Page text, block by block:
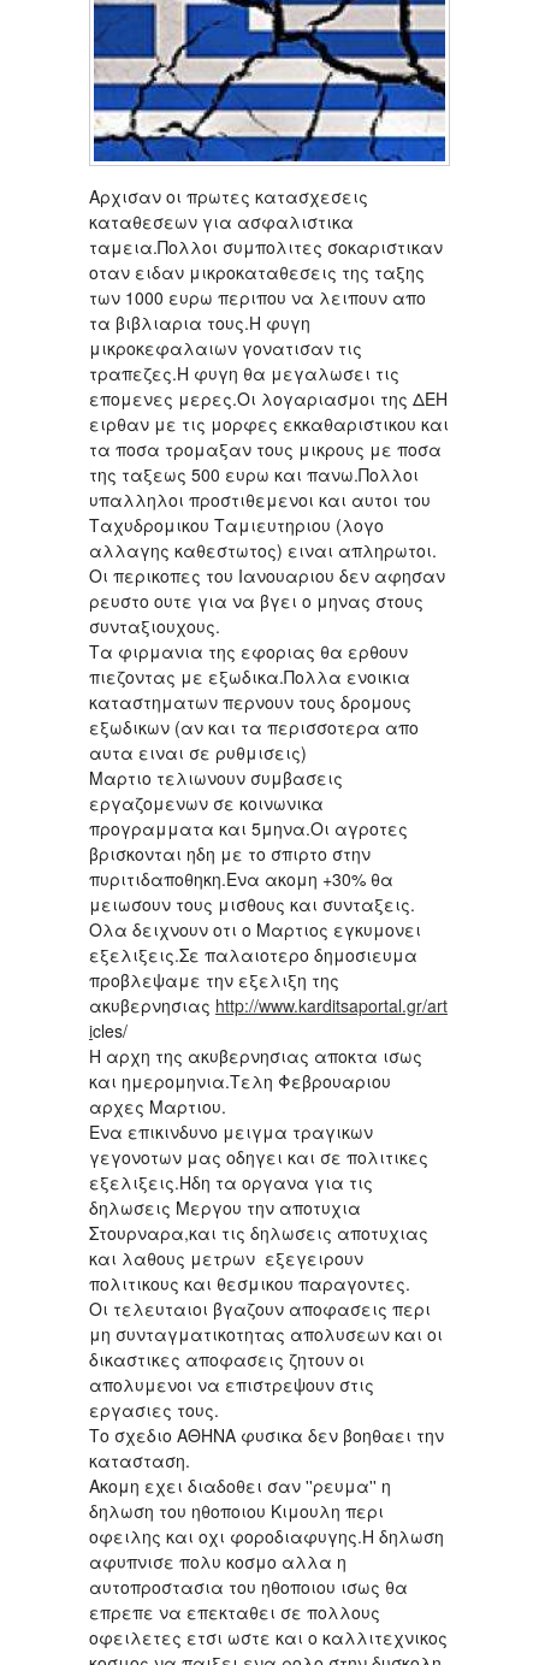
Αρχισαν οι πρωτες κατασχεσεις
καταθεσεων για ασφαλιστικα
ταμεια.Πολλοι συμπολιτες σοκαριστικαν
οταν ειδαν μικροκαταθεσεις της ταξης
των 1000 ευρω περιπου να λειπουν απο
τα βιβλιαρια τους.Η φυγη
μικροκεφαλαιων γονατισαν τις
τραπεζες.Η φυγη θα μεγαλωσει τις
επομενες μερες.Οι λογαριασμοι της ΔΕΗ
ειρθαν με τις μορφες εκκαθαριστικου και
τα ποσα τρομαξαν τους μικρους με ποσα
της ταξεως 500 ευρω και πανω.Πολλοι
υπαλληλοι προστιθεμενοι και αυτοι του
Ταχυδρομικου Ταμιευτηριου (λογο
αλλαγης καθεστωτος) ειναι απληρωτοι.
Οι περικοπες του Ιανουαριου δεν αφησαν
ρευστο ουτε για να βγει ο μηνας στους
συνταξιουχους.
Τα φιρμανια της εφοριας θα ερθουν
πιεζοντας με εξωδικα.Πολλα ενοικια
καταστηματων περνουν τους δρομους
εξωδικων (αν και τα περισσοτερα απο
αυτα ειναι σε ρυθμισεις)
Μαρτιο τελιωνουν συμβασεις
εργαζομενων σε κοινωνικα
προγραμματα και 5μηνα.Οι αγροτες
βρισκονται ηδη με το σπιρτο στην
πυριτιδαποθηκη.Ενα ακομη +30% θα
μειωσουν τους μισθους και συνταξεις.
Ολα δειχνουν οτι ο Μαρτιος εγκυμονει
εξελιξεις.Σε παλαιοτερο δημοσιευμα
προβλεψαμε την εξελιξη της
ακυβερνησιας http://www.karditsaportal.gr/art
icles/
Η αρχη της ακυβερνησιας αποκτα ισως
και ημερομηνια.Τελη Φεβρουαριου
αρχες Μαρτιου.
Ενα επικινδυνο μειγμα τραγικων
γεγονοτων μας οδηγει και σε πολιτικες
εξελιξεις.Ηδη τα οργανα για τις
δηλωσεις Μεργου την αποτυχια
Στουρναρα,και τις δηλωσεις αποτυχιας
και λαθους μετρων εξεγειρουν
πολιτικους και θεσμικου παραγοντες.
Οι τελευταιοι βγαζουν αποφασεις περι
μη συνταγματικοτητας απολυσεων και οι
δικαστικες αποφασεις ζητουν οι
απολυμενοι να επιστρεψουν στις
εργασιες τους.
Το σχεδιο ΑΘΗΝΑ φυσικα δεν βοηθαει την
κατασταση.
Ακομη εχει διαδοθει σαν ''ρευμα'' η
δηλωση του ηθοποιου Κιμουλη περι
οφειλης και οχι φοροδιαφυγης.Η δηλωση
αφυπνισε πολυ κοσμο αλλα η
αυτοπροστασια του ηθοποιου ισως θα
επρεπε να επεκταθει σε πολλους
οφειλετες ετσι ωστε και ο καλλιτεχνικος